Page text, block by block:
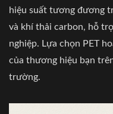
hiệu suất tương đương
và khí thải carbon, hỗ
nghiệp. Lựa chọn PET
của thương hiệu bạn
trường.